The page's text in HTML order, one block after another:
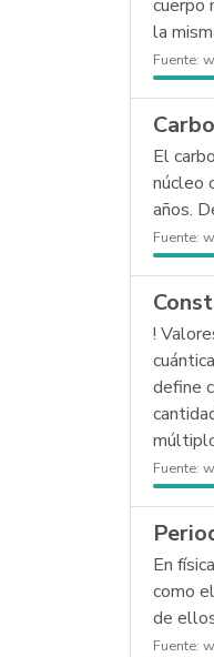
cuerpo
la
Fuente:
El
núcleo
años.
Fuente:
!
define
Fuente:
En
como
de
Fuente: